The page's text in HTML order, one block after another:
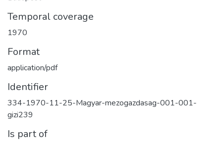
Temporal coverage
1970
Format
application/pdf
Identifier
334-1970-11-25-Magyar-mezogazdasag-001-001-
gizi239
Is part of